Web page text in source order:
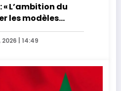
« L’ambition du
les modèles
de
sur le
| 14:49